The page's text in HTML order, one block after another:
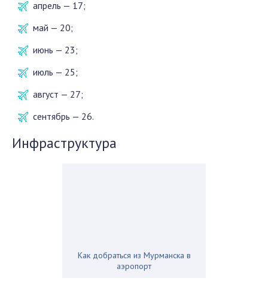
апрель — 17;
май — 20;
июнь — 23;
июль — 25;
август — 27;
сентябрь — 26.
Инфраструктура
Как добраться из Мурманска в
аэропорт